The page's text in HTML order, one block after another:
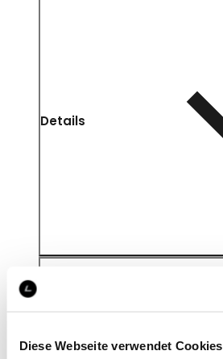
Diese Webseite verwendet Cookies
Details